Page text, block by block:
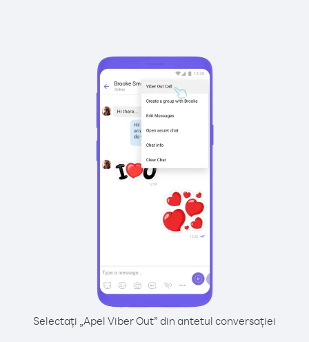
Selectați „Apel Viber Out” din antetul conversației